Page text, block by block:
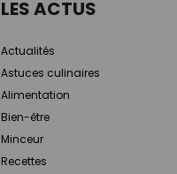
LES ACTUS
Actualités
Astuces culinaires
Alimentation
Bien-être
Minceur
Recettes